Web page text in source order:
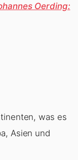
Oerding:
was es
Asien und